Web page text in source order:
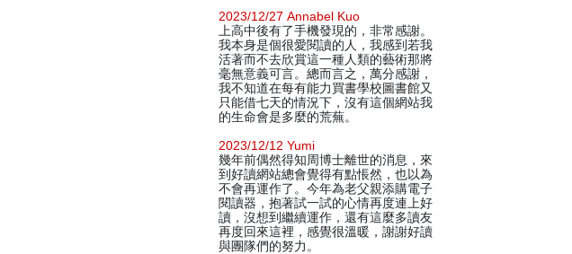
2023/12/27 Annabel Kuo
上高中後有了手機發現的，非常感謝。
我本身是個很愛閱讀的人，我感到若我
活著而不去欣賞這一種人類的藝術那將
毫無意義可言。總而言之，萬分感謝，
我不知道在每有能力買書學校圖書館又
只能借七天的情況下，沒有這個網站我
的生命會是多麼的荒蕪。
2023/12/12 Yumi
幾年前偶然得知周博士離世的消息，來
到好讀網站總會覺得有點悵然，也以為
不會再運作了。今年為老父親添購電子
閱讀器，抱著試一試的心情再度連上好
讀，沒想到繼續運作，還有這麼多讀友
再度回來這裡，感覺很溫暖，謝謝好讀
與團隊們的努力。